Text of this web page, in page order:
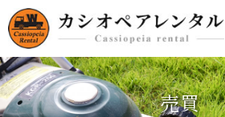
売買